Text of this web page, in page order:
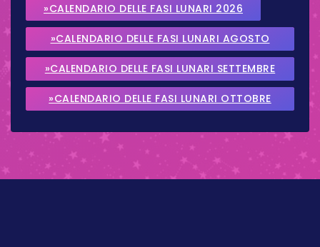
»CALENDARIO DELLE FASI LUNARI 2026
»CALENDARIO DELLE FASI LUNARI AGOSTO
2026
»CALENDARIO DELLE FASI LUNARI SETTEMBRE
2026
»CALENDARIO DELLE FASI LUNARI OTTOBRE